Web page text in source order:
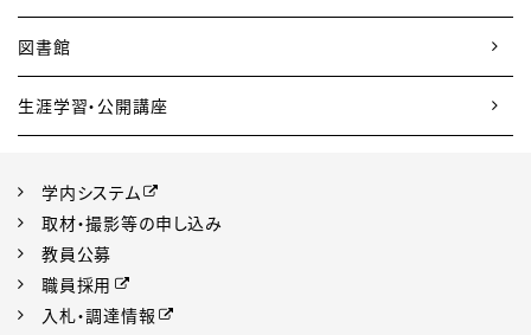
図書館
生涯学習・公開講座
学内システム
取材・撮影等の申し込み
教員公募
職員採用
入札・調達情報